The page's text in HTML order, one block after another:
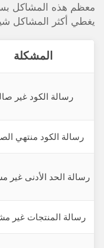
معظم هذه المشاكل
يغطي أكثر المشاكل
المشكلة
رسالة الكود غير
رسالة الكود منتهي
رسالة الحد الأدنى غير
رسالة المنتجات غير